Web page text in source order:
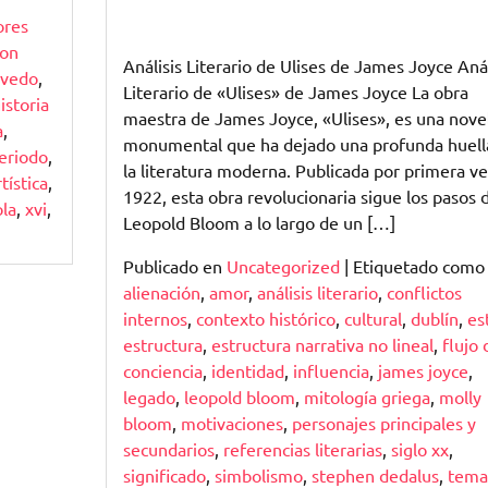
xvi
Análisis Literario de Ulises de James Joyce
Literario de «Ulises» de James Joyce La obra
maestra de James Joyce, «Ulises», es una
monumental que ha dejado una profunda
la literatura moderna. Publicada por primera
1922, esta obra revolucionaria sigue los pasos
Leopold Bloom a lo largo de un […]
Publicado en Uncategorized| Etiquetado como
alienación, amor, análisis literario, conflictos
internos, contexto histórico, cultural, dublín,
estructura, estructura narrativa no lineal, flujo
conciencia, identidad, influencia, james joyce,
legado, leopold bloom, mitología griega, molly
bloom, motivaciones, personajes principales y
secundarios, referencias literarias, siglo xx,
significado, simbolismo, stephen dedalus,